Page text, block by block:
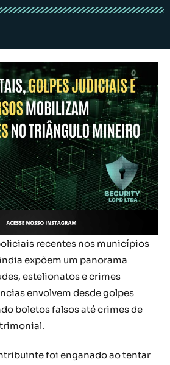
recentes nos municípios
expõem um panorama
estelionatos e crimes
envolvem desde golpes
boletos falsos até crimes de
foi enganado ao tentar